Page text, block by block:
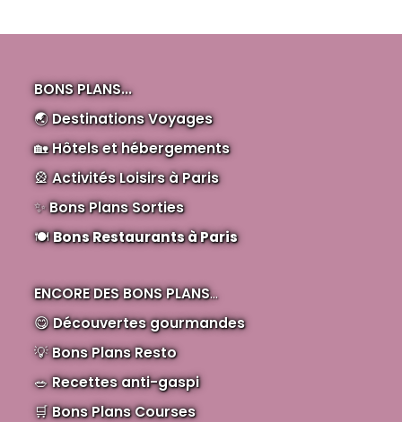
BONS PLANS...
🌏Destinations Voyages
🏡Hôtels et hébergements
🎡Activités Loisirs à Paris
✨Bons Plans Sorties
🍽️Bons Restaurants à Paris
ENCORE DES BONS PLANS...
😋Découvertes gourmandes
💡Bons Plans Resto
🥗Recettes anti-gaspi
🛒Bons Plans Courses